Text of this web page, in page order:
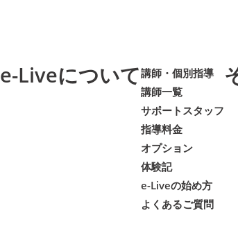
e-Liveについて講師・個別指導
講師一覧
サポートスタッフ
指導料金
オプション
体験記
e-Liveの始め方
よくあるご質問